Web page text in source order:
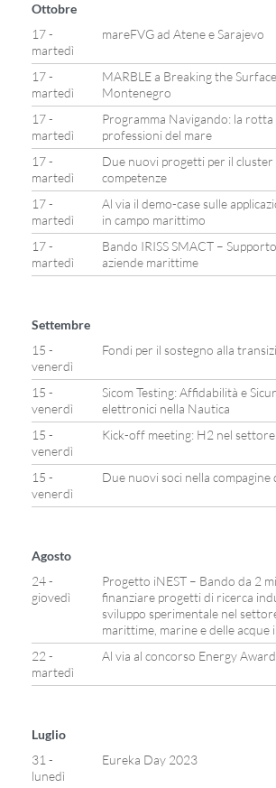
Ottobre
17 -
martedì
mareFVG ad Atene e Sarajevo
17 -
martedì
MARBLE a Breaking the
Montenegro
17 -
martedì
Programma Navigando: la rotta
professioni del mare
17 -
martedì
Due nuovi progetti per il cluster
competenze
17 -
martedì
Al via il demo-case sulle
in campo marittimo
17 -
martedì
Bando IRISS SMACT –
aziende marittime
Settembre
15 -
venerdì
Fondi per il sostegno alla
15 -
venerdì
Sicom Testing: Affidabilità e
elettronici nella Nautica
15 -
venerdì
Kick-off meeting: H2 nel
15 -
venerdì
Due nuovi soci nella compagine
Agosto
24 -
giovedì
Progetto iNEST – Bando da 2
finanziare progetti di ricerca
sviluppo sperimentale nel
marittime, marine e delle acque
22 -
martedì
Al via al concorso Energy
Luglio
31 -
lunedì
Eureka Day 2023